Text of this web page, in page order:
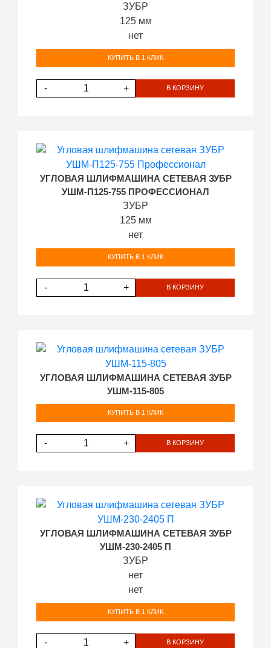
ЗУБР
125 мм
нет
КУПИТЬ В 1 КЛИК
- + В КОРЗИНУ
УГЛОВАЯ ШЛИФМАШИНА СЕТЕВАЯ ЗУБР
УШМ-П125-755 ПРОФЕССИОНАЛ
ЗУБР
125 мм
нет
КУПИТЬ В 1 КЛИК
- + В КОРЗИНУ
УГЛОВАЯ ШЛИФМАШИНА СЕТЕВАЯ ЗУБР
УШМ-115-805
КУПИТЬ В 1 КЛИК
- + В КОРЗИНУ
УГЛОВАЯ ШЛИФМАШИНА СЕТЕВАЯ ЗУБР
УШМ-230-2405 П
ЗУБР
нет
нет
КУПИТЬ В 1 КЛИК
- + В КОРЗИНУ